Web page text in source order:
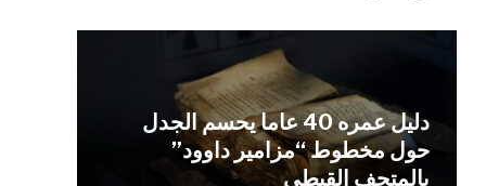
دليل عمره 40 عاما يحسم الجدل
حول مخطوط “مزامير داوود”
بالمتحف القبطي